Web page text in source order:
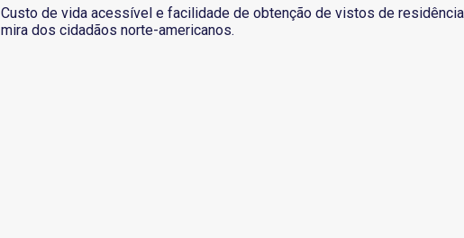
Custo de vida acessível e facilidade de obtenção de vistos de
mira dos cidadãos norte-americanos.